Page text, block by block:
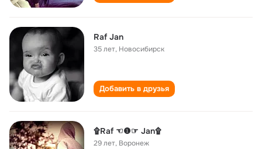
Raf Jan
35 лет, Новосибирск
Добавить в друзья
۩Raf ☜❶☞ Jan۩
29 лет, Воронеж